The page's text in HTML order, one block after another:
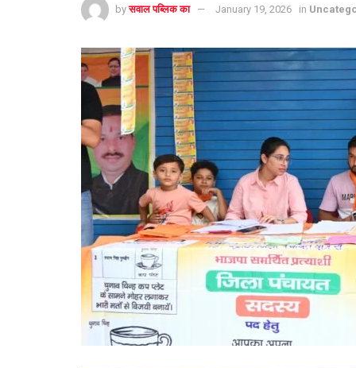
by सवाल पब्लिक का January 19, 2026 in